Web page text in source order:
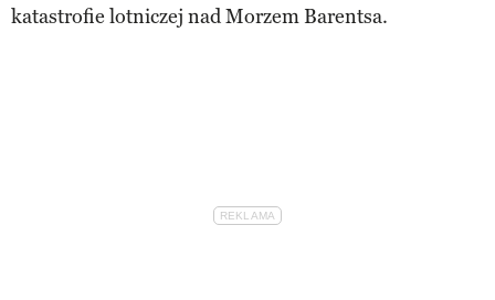
katastrofie lotniczej nad Morzem Barentsa.